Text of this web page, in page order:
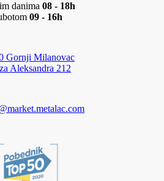
danima 08 - 18h
09 - 16h
Gornji Milanovac
Aleksandra 212